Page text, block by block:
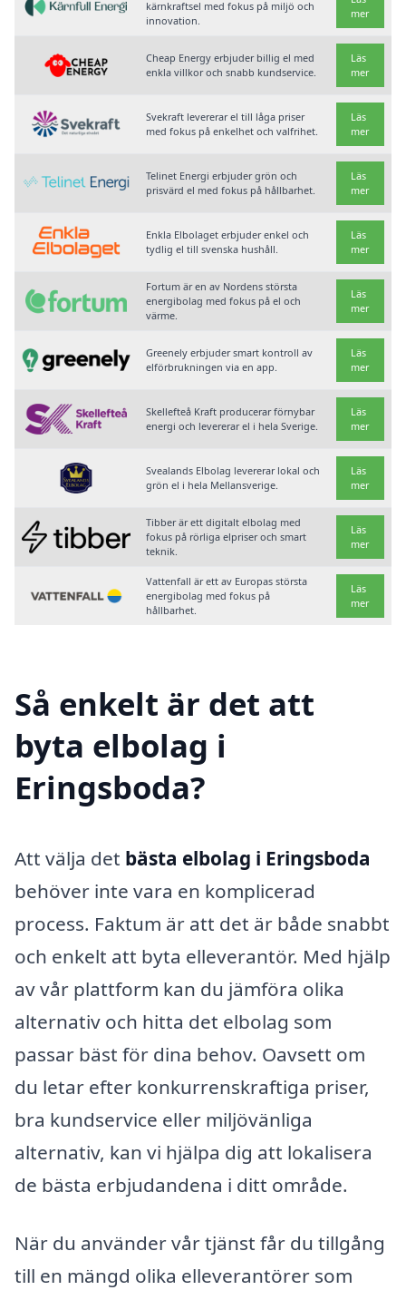
kärnkraftsel med fokus på miljö och
innovation.
mer
Cheap Energy erbjuder billig el med
enkla villkor och snabb kundservice.
Läs
mer
Svekraft levererar el till låga priser
med fokus på enkelhet och valfrihet.
Läs
mer
Telinet Energi erbjuder grön och
prisvärd el med fokus på hållbarhet.
Läs
mer
Enkla Elbolaget erbjuder enkel och
tydlig el till svenska hushåll.
Läs
mer
Fortum är en av Nordens största
energibolag med fokus på el och
värme.
Läs
mer
Greenely erbjuder smart kontroll av
elförbrukningen via en app.
Läs
mer
Skellefteå Kraft producerar förnybar
energi och levererar el i hela Sverige.
Läs
mer
Svealands Elbolag levererar lokal och
grön el i hela Mellansverige.
Läs
mer
Tibber är ett digitalt elbolag med
fokus på rörliga elpriser och smart
teknik.
Läs
mer
Vattenfall är ett av Europas största
energibolag med fokus på
hållbarhet.
Läs
mer
Så enkelt är det att
byta elbolag i
Eringsboda?
Att välja det bästa elbolag i Eringsboda
behöver inte vara en komplicerad
process. Faktum är att det är både snabbt
och enkelt att byta elleverantör. Med hjälp
av vår plattform kan du jämföra olika
alternativ och hitta det elbolag som
passar bäst för dina behov. Oavsett om
du letar efter konkurrenskraftiga priser,
bra kundservice eller miljövänliga
alternativ, kan vi hjälpa dig att lokalisera
de bästa erbjudandena i ditt område.
När du använder vår tjänst får du tillgång
till en mängd olika elleverantörer som